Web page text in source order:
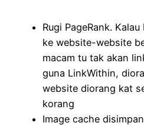
Rugi PageRank.
ke website-website
macam tu tak akan
guna LinkWithin,
website diorang kat
korang
Image cache